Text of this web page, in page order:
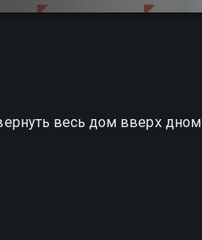
весь дом вверх дном